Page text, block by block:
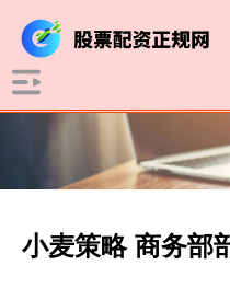
小麦策略 商务部